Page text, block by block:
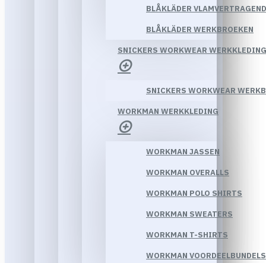
BLÅKLÄDER
BLÅKLÄDER WERKBROEKEN
SNICKERS WORKWEAR WERKKLEDING
SNICKERS WORKWEAR
WORKMAN WERKKLEDING
WORKMAN JASSEN
WORKMAN OVERALLS
WORKMAN POLO SHIRTS
WORKMAN SWEATERS
WORKMAN T-SHIRTS
WORKMAN VOORDEELBUNDELS